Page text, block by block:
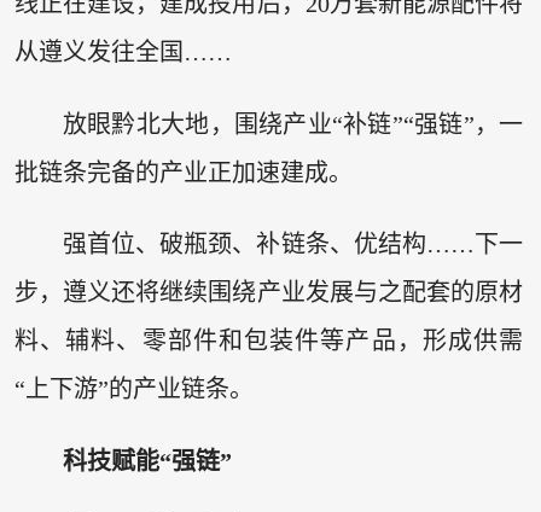
从遵义发往全国……
放眼黔北大地，围绕产业“补链”“强链”，一
批链条完备的产业正加速建成。
强首位、破瓶颈、补链条、优结构……下一
步，遵义还将继续围绕产业发展与之配套的原材
料、辅料、零部件和包装件等产品，形成供需
“上下游”的产业链条。
科技赋能“强链”